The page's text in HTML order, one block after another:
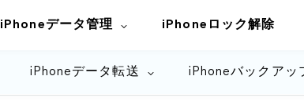
iPhoneデータ管理 iPhoneロック解除
iPhoneデータ転送 iPhoneバックアッ